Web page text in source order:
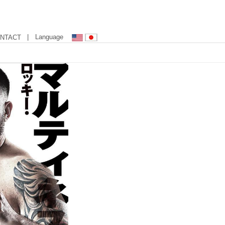
| Language